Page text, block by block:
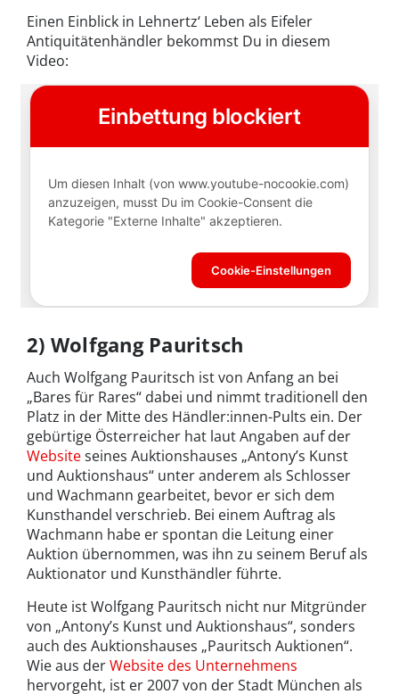
Einen Einblick in Lehnertz‘ Leben als Eifeler
Antiquitätenhändler bekommst Du in diesem
Video:
2) Wolfgang Pauritsch
Auch Wolfgang Pauritsch ist von Anfang an bei
„Bares für Rares“ dabei und nimmt traditionell den
Platz in der Mitte des Händler:innen-Pults ein. Der
gebürtige Österreicher hat laut Angaben auf der
Websiteseines Auktionshauses „Antony’s Kunst
und Auktionshaus“ unter anderem als Schlosser
und Wachmann gearbeitet, bevor er sich dem
Kunsthandel verschrieb. Bei einem Auftrag als
Wachmann habe er spontan die Leitung einer
Auktion übernommen, was ihn zu seinem Beruf als
Auktionator und Kunsthändler führte.
Heute ist Wolfgang Pauritsch nicht nur Mitgründer
von „Antony’s Kunst und Auktionshaus“, sonders
auch des Auktionshauses „Pauritsch Auktionen“.
Wie aus derWebsite des Unternehmens
hervorgeht, ist er 2007 von der Stadt München als